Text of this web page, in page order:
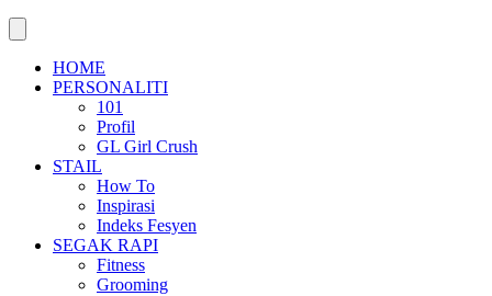
HOME
PERSONALITI
101
Profil
GL Girl Crush
STAIL
How To
Inspirasi
Indeks Fesyen
SEGAK RAPI
Fitness
Grooming